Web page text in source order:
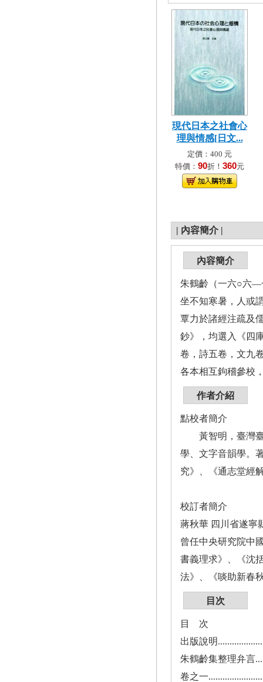
現代日本之社會心
理與情感[日文...
定價：400 元
特價： 90折！ 360元
| 內容簡介 |
內容簡介
朱鶴齡（一六○六—
坐不知寒暑，人或
覃力於諸經注疏及
鈔》，均選入《四
卷，詩五卷，文九
各本相互鉤稽參校
作者介紹
點校者簡介
黃智明，臺灣臺
學、文字音韻學。
究》、《通志堂經
校訂者簡介
蔣秋華 四川省遂寧
曾任中央研究院中
書義理求》、《沈
法》、《啖助新春
目次
目 次
出版說明
朱鶴齡集整理弁言
卷之一